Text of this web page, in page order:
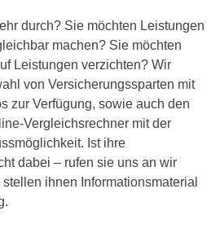
durch? Sie möchten Leistungen
machen? Sie möchten
Leistungen verzichten? Wir
von Versicherungssparten mit
zur Verfügung, sowie auch den
Vergleichsrechner mit der
Ist ihre
dabei – rufen sie uns an wir
ihnen Informationsmaterial